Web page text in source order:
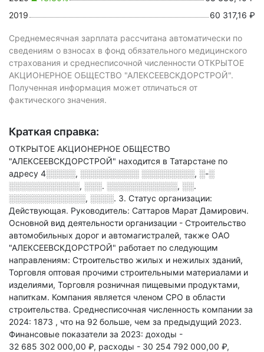
2019
60 317,16 ₽
Среднемесячная зарплата рассчитана автоматически по
сведениям о взносах в фонд обязательного медицинского
страхования и среднесписочной численности ОТКРЫТОЕ
АКЦИОНЕРНОЕ ОБЩЕСТВО "АЛЕКСЕЕВСКДОРСТРОЙ".
Полученная информация может отличаться от
фактического значения.
Краткая справка:
ОТКРЫТОЕ АКЦИОНЕРНОЕ ОБЩЕСТВО
"АЛЕКСЕЕВСКДОРСТРОЙ" находится в Татарстане по
адресу 4░░░░░, ░░░░░░░░░░ ░░░░░░░░░, ░-░
░░░░░░░░░░░░, ░░░. ░░░░░░░░░░░░, ░░.
░░░░░░░░░░░░░, ░░░░. 3. Статус организации:
Действующая. Руководитель: Саттаров Марат Дамирович.
Основной вид деятельности организации - Строительство
автомобильных дорог и автомагистралей, также ОАО
"АЛЕКСЕЕВСКДОРСТРОЙ" работает по следующим
направлениям: Строительство жилых и нежилых зданий,
Торговля оптовая прочими строительными материалами и
изделиями, Торговля розничная пищевыми продуктами,
напиткам. Компания является членом СРО в области
строительства. Среднесписочная численность компании за
2024: 1873 , что на 92 больше, чем за предыдущий 2023.
Финансовые показатели за 2023: доходы -
32 685 302 000,00 ₽, расходы - 30 254 792 000,00 ₽,